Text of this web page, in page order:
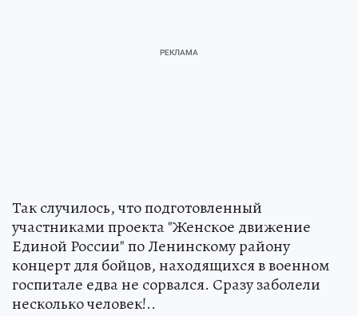
Так случилось, что подготовленный
участниками проекта "Женское движение
Единой России" по Ленинскому району
концерт для бойцов, находящихся в военном
госпитале едва не сорвался. Сразу заболели
несколько человек!..